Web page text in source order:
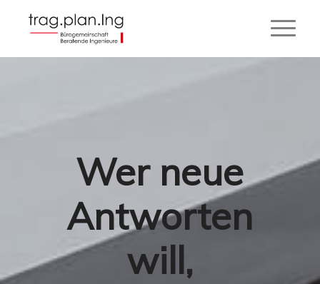
Wer neue
Antworten
will,